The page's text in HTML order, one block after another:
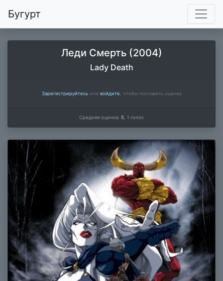
Бугурт
Леди Смерть (2004)
Lady Death
Зарегистрируйтесьили войдите , чтобы поставить оценку
Средняя оценка: 5 1 голос